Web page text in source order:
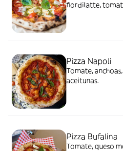
fiordilatte,
Pizza Napoli
Tomate,
aceitunas.
Pizza Bufalina
Tomate, queso